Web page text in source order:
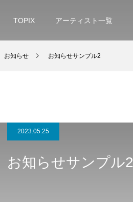
TOPIX アーティスト一覧
お知らせ お知らせサンプル2
2023.05.25
お知らせサンプル2